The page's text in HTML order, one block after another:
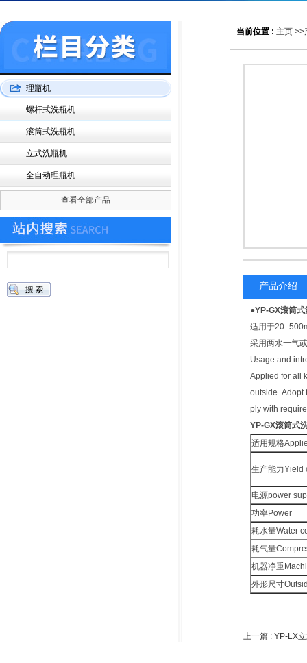
当前位置 : 主页 >>
产品介绍
●YP-GX滚筒式
适用于20-
采用两水一气
Usage and
Applied for all
outside .Adopt
ply with
YP-GX滚筒式
适用规格
生产能力Yield
电源power
功率Power
耗水量Water
耗气量
机器净重
外形尺寸
上一篇 : YP-LX
理瓶机
螺杆式洗瓶机
滚筒式洗瓶机
立式洗瓶机
全自动理瓶机
查看全部产品